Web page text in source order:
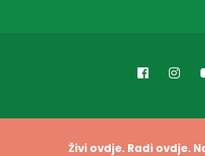
Živi ovdje. Radi ovdje.